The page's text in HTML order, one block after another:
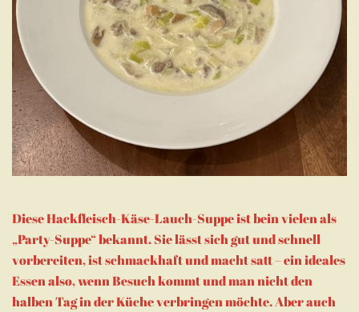
Diese Hackfleisch-Käse-Lauch-Suppe ist bein vielen als
„Party-Suppe“ bekannt. Sie lässt sich gut und schnell
vorbereiten, ist schmackhaft und macht satt – ein ideales
Essen also, wenn Besuch kommt und man nicht den
halben Tag in der Küche verbringen möchte. Aber auch